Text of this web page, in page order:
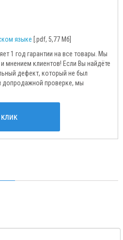
языке [.pdf, 5,77 Мб]
1 год гарантии на все товары. Мы
мнением клиентов! Если Вы найдёте
дефект, который не был
проверке, мы